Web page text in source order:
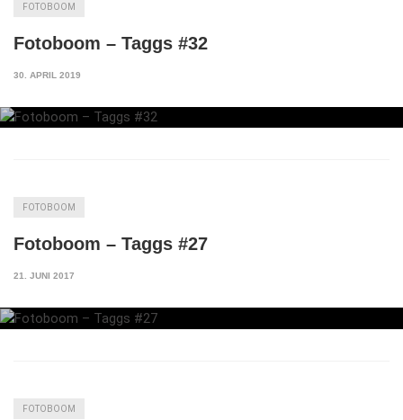
FOTOBOOM
Fotoboom – Taggs #32
30. APRIL 2019
FOTOBOOM
Fotoboom – Taggs #27
21. JUNI 2017
FOTOBOOM